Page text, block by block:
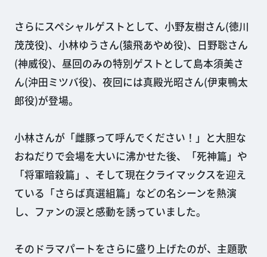
さらにスペシャルゲストとして、小野友樹さん(徳川
茂茂役)、小林ゆうさん(猿飛あやめ役)、日野聡さん
(神威役)、昼回のみの特別ゲストとして島本須美さ
ん(沖田ミツバ役)、夜回には真殿光昭さん(伊東鴨太
郎役)が登場。
小林さんが「雌豚って呼んでください！」と大胆な
おねだりで会場を大いに沸かせた後、「死神篇」や
「将軍暗殺篇」、そして現在クライマックスを迎え
ている「さらば真選組篇」などの名シーンを熱演
し、ファンの涙と感動を誘っていました。
そのドラマパートをさらに盛り上げたのが、主題歌